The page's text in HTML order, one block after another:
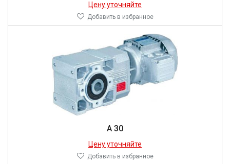
Цену уточняйте
Добавить в избранное
A 30
Цену уточняйте
Добавить в избранное